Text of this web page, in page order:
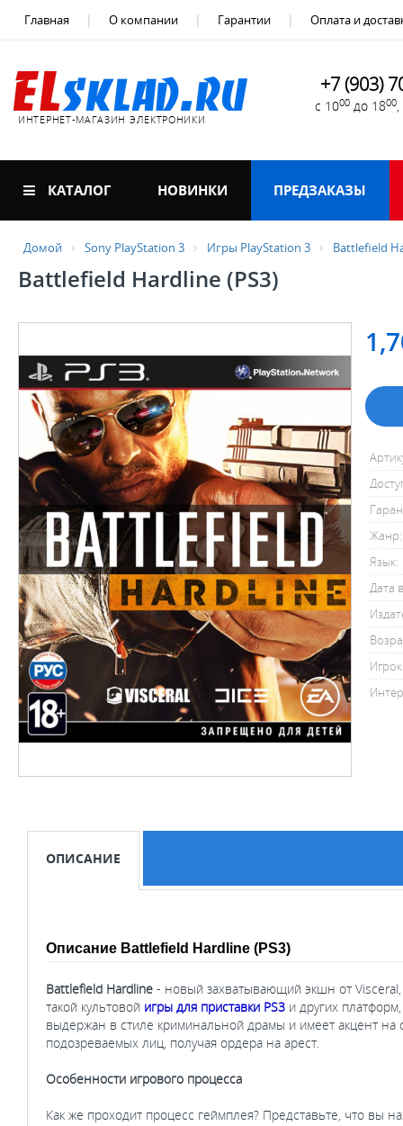
Главная О компании Гарантии Оплата и
ИНТЕРНЕТ-МАГАЗИН ЭЛЕКТРОНИКИ
+7 (903)
с 1000 до 1800
КАТАЛОГ НОВИНКИ ПРЕДЗАКАЗЫ
Домой Sony PlayStation 3 Игры PlayStation 3 Battlefield
Battlefield Hardline (PS3)
Жанр:
Язык:
Дата
ОПИСАНИЕ
Описание Battlefield Hardline (PS3)
Battlefield Hardline - новый захватывающий экшн от Visceral,
такой культовой игры для приставки PS3 и других
выдержан в стиле криминальной драмы и имеет акцент на
подозреваемых лиц, получая ордера на арест.
Особенности игрового процесса
Как же проходит процесс геймплея? Представьте, что вы